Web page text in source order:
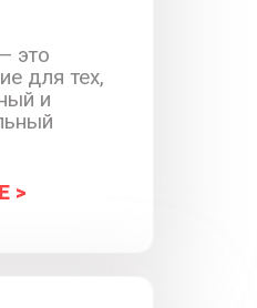
это
для тех,
и
>